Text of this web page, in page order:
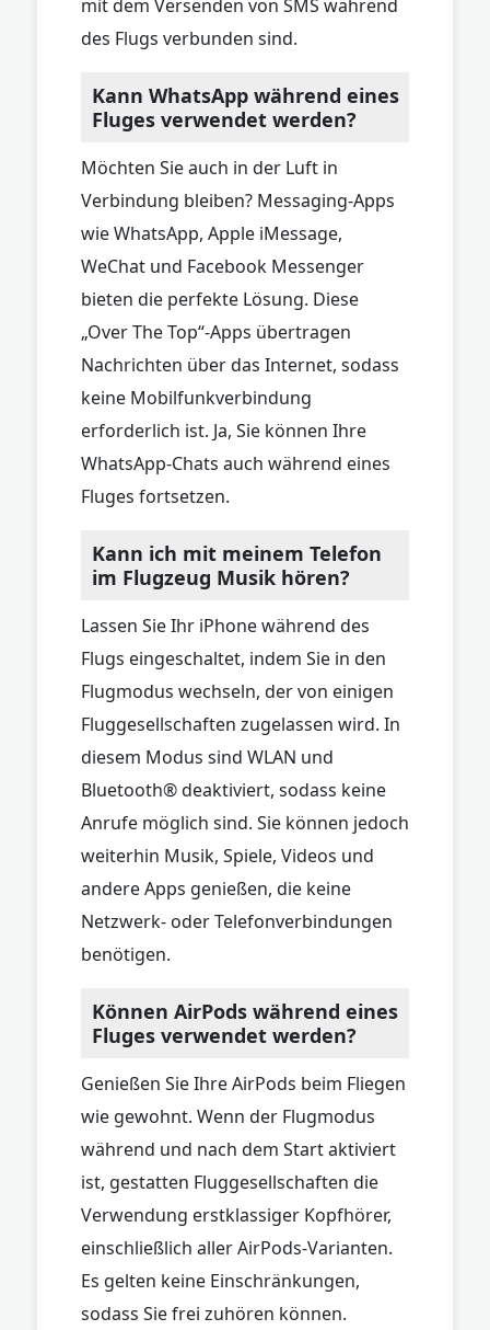
mit dem Versenden von SMS während
des Flugs verbunden sind.
Kann WhatsApp während eines
Fluges verwendet werden?
Möchten Sie auch in der Luft in
Verbindung bleiben? Messaging-Apps
wie WhatsApp, Apple iMessage,
WeChat und Facebook Messenger
bieten die perfekte Lösung. Diese
„Over The Top“-Apps übertragen
Nachrichten über das Internet, sodass
keine Mobilfunkverbindung
erforderlich ist. Ja, Sie können Ihre
WhatsApp-Chats auch während eines
Fluges fortsetzen.
Kann ich mit meinem Telefon
im Flugzeug Musik hören?
Lassen Sie Ihr iPhone während des
Flugs eingeschaltet, indem Sie in den
Flugmodus wechseln, der von einigen
Fluggesellschaften zugelassen wird. In
diesem Modus sind WLAN und
Bluetooth® deaktiviert, sodass keine
Anrufe möglich sind. Sie können jedoch
weiterhin Musik, Spiele, Videos und
andere Apps genießen, die keine
Netzwerk- oder Telefonverbindungen
benötigen.
Können AirPods während eines
Fluges verwendet werden?
Genießen Sie Ihre AirPods beim Fliegen
wie gewohnt. Wenn der Flugmodus
während und nach dem Start aktiviert
ist, gestatten Fluggesellschaften die
Verwendung erstklassiger Kopfhörer,
einschließlich aller AirPods-Varianten.
Es gelten keine Einschränkungen,
sodass Sie frei zuhören können.